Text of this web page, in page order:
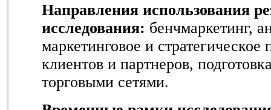
Направления использования
исследования: бенчмаркетинг,
маркетинговое и
клиентов и партнеров,
торговыми сетями.